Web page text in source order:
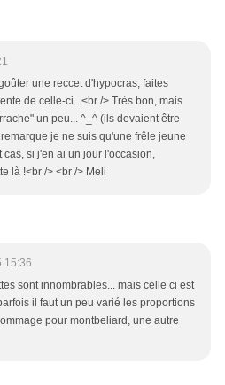
une reccet d'hypocras, faites
de celle-ci...<br /> Très bon, mais
un peu... ^_^ (ils devaient être
je ne suis qu'une frêle jeune
cas, si j'en ai un jour l'occasion,
là !<br /> <br /> Meli
15:36
sont innombrables... mais celle ci est
il faut un peu varié les proportions
pour montbeliard, une autre